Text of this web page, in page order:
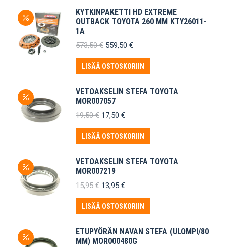
KYTKINPAKETTI HD EXTREME
OUTBACK TOYOTA 260 MM KTY26011-
1A
573,50€ Alkuperäinen
oli:
573,50 €.
559,50 €Nykyinen
on:
559,50 €.
LISÄÄ OSTOSKORIIN
VETOAKSELIN STEFA TOYOTA
MOR007057
19,50€ Alkuperäinen
oli:
19,50 €.
17,50 €Nykyinen
on:
17,50 €.
LISÄÄ OSTOSKORIIN
VETOAKSELIN STEFA TOYOTA
MOR007219
15,95€ Alkuperäinen
oli:
15,95 €.
13,95 €Nykyinen
on:
13,95 €.
LISÄÄ OSTOSKORIIN
ETUPYÖRÄN NAVAN STEFA (ULOMPI/80
MM) MOR000480G